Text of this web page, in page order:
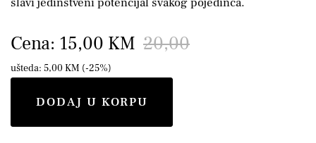
Cena: 15,00 KM 20,00
ušteda: 5,00 KM (-25%)
DODAJ U KORPU